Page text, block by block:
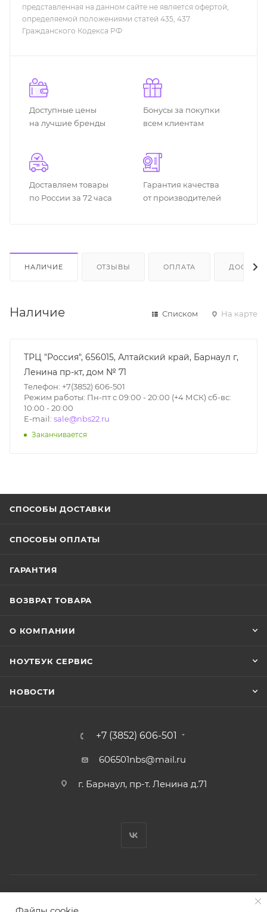
представленная на данном сайте не является офертой,
определяемой положениями статей 435, 437
Гражданского Кодекса РФ
Доступные цены
на лучшие бренды
Бонусы за покупки
всем клиентам
Доставляем товары
по России за 72 часа
Гарантия качества
от производителей
НАЛИЧИЕ ОТЗЫВЫ ОПЛАТА
Наличие Списком На карте
ТРЦ "Россия", 656015, Алтайский край, Барнаул г,
Ленина пр-кт, дом № 71
Телефон: +7(3852) 606-501
Режим работы: Пн-пт с 09:00 - 20:00 (+4 МСК) сб-вс:
10:00 - 20:00
E-mail: sale@nbs22.ru
Заканчивается
СПОСОБЫ ДОСТАВКИ
СПОСОБЫ ОПЛАТЫ
ГАРАНТИЯ
ВОЗВРАТ ТОВАРА
О КОМПАНИИ
НОУТБУК СЕРВИС
НОВОСТИ
+7 (3852) 606-501
606501nbs@mail.ru
г. Барнаул, пр-т. Ленина д.71